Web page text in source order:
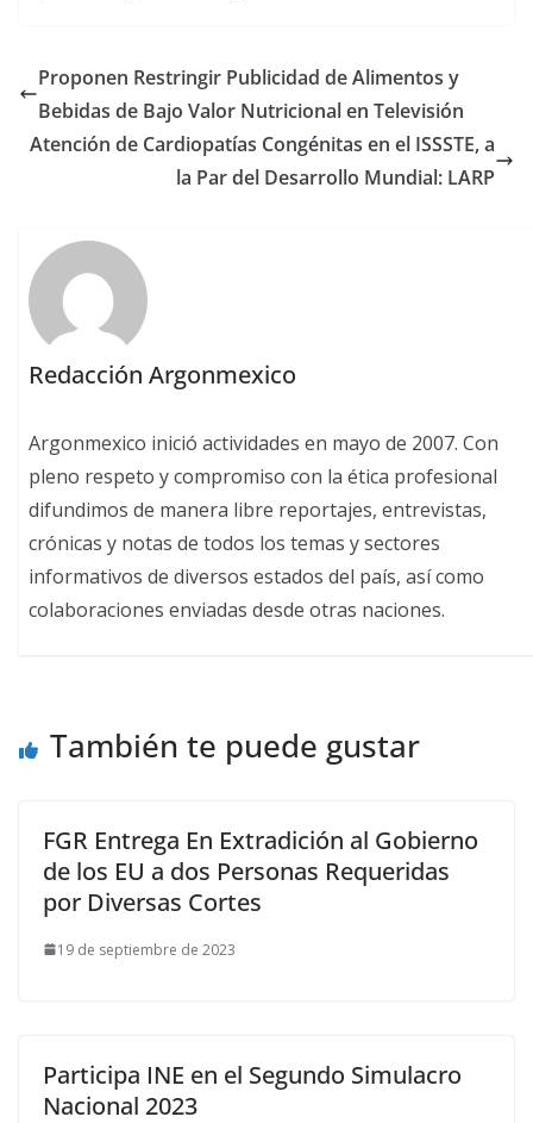
Proponen Restringir Publicidad de Alimentos y
Bebidas de Bajo Valor Nutricional en Televisión
Atención de Cardiopatías Congénitas en el ISSSTE, a
la Par del Desarrollo Mundial: LARP
Redacción Argonmexico
Argonmexico inició actividades en mayo de 2007. Con
pleno respeto y compromiso con la ética profesional
difundimos de manera libre reportajes, entrevistas,
crónicas y notas de todos los temas y sectores
informativos de diversos estados del país, así como
colaboraciones enviadas desde otras naciones.
También te puede gustar
FGR Entrega En Extradición al Gobierno
de los EU a dos Personas Requeridas
por Diversas Cortes
19 de septiembre de 2023
Participa INE en el Segundo Simulacro
Nacional 2023